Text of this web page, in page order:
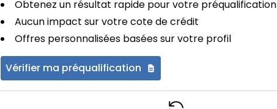
Obtenez un résultat rapide pour votre préqualification
Aucun impact sur votre cote de crédit
Offres personnalisées basées sur votre profil
Vérifier ma préqualification